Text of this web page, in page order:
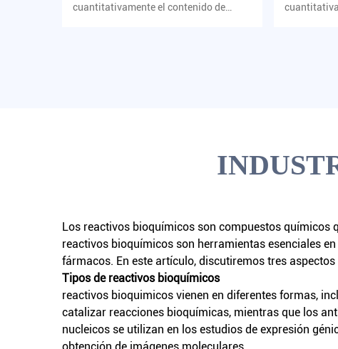
cuantitativamente el contenido de
Los reactivos bioquímicos son compuestos químicos
reactivos bioquímicos son herramientas esenciales
fármacos. En este artículo, discutiremos tres
Tipos de reactivos bioquímicos
reactivos bioquimicos vienen en diferentes formas,
catalizar reacciones bioquímicas, mientras que los
nucleicos se utilizan en los estudios de expresión